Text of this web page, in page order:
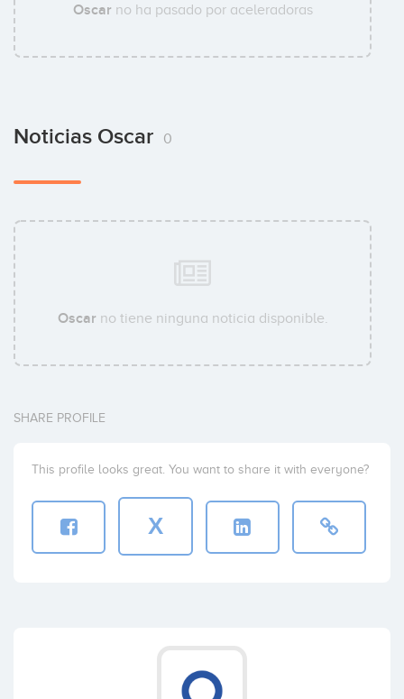
Oscar no ha pasado por aceleradoras
Noticias Oscar 0
Oscar no tiene ninguna noticia disponible.
SHARE PROFILE
This profile looks great. You want to share it with everyone?
X